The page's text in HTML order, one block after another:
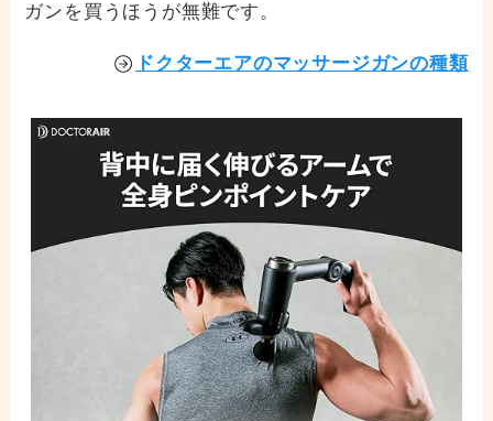
ガンを買うほうが無難です。
ドクターエアのマッサージガンの種類